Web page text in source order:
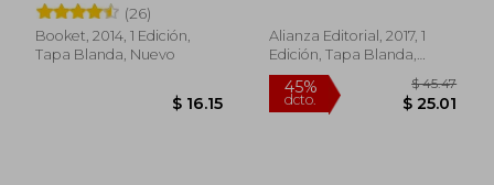
(26)
Booket, 2014, 1 Edición,
Tapa Blanda, Nuevo
Alianza Editorial, 2017, 1
Edición, Tapa Blanda,
Nuevo